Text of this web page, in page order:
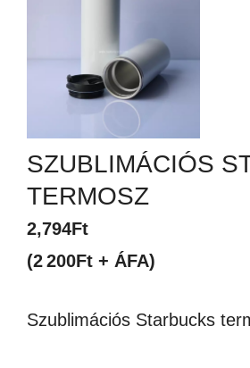
SZUBLIMÁCIÓS
TERMOSZ
2,794Ft
(2 200Ft + ÁFA)
Szublimációs Starbucks